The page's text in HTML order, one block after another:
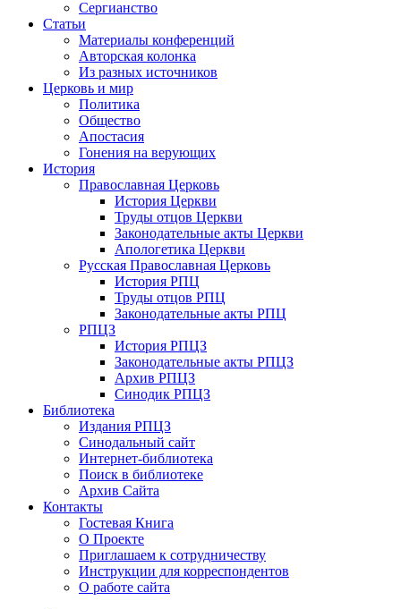
Сергианство
Статьи
Материалы конференций
Авторская колонка
Из разных источников
Церковь и мир
Политика
Общество
Апостасия
Гонения на верующих
История
Православная Церковь
История Церкви
Труды отцов Церкви
Законодательные акты Церкви
Апологетика Церкви
Русская Православная Церковь
История РПЦ
Труды отцов РПЦ
Законодательные акты РПЦ
РПЦЗ
История РПЦЗ
Законодательные акты РПЦЗ
Архив РПЦЗ
Синодик РПЦЗ
Библиотека
Издания РПЦЗ
Синодальный сайт
Интернет-библиотека
Поиск в библиотеке
Архив Сайта
Контакты
Гостевая Книга
О Проекте
Приглашаем к сотрудничеству
Инструкции для корреспондентов
О работе сайта